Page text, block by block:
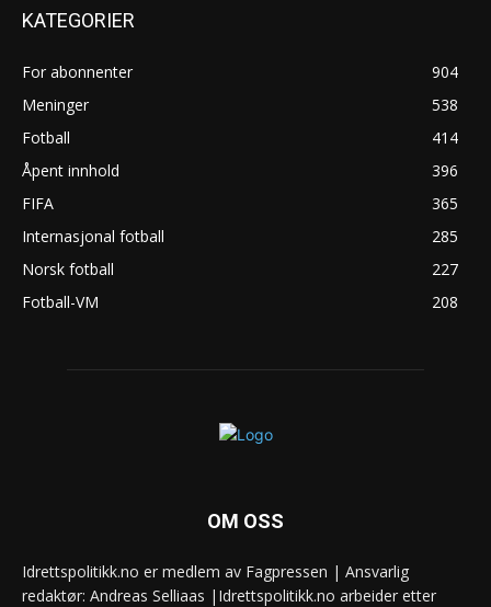
KATEGORIER
For abonnenter
904
Meninger
538
Fotball
414
Åpent innhold
396
FIFA
365
Internasjonal fotball
285
Norsk fotball
227
Fotball-VM
208
OM OSS
Idrettspolitikk.no er medlem av Fagpressen | Ansvarlig
redaktør: Andreas Selliaas |Idrettspolitikk.no arbeider etter